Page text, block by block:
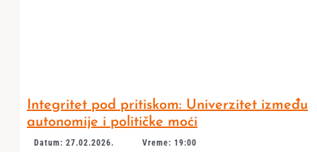
Integritet pod pritiskom: Univerzitet između
autonomije i političke moći
Datum: 27.02.2026. Vreme: 19:00